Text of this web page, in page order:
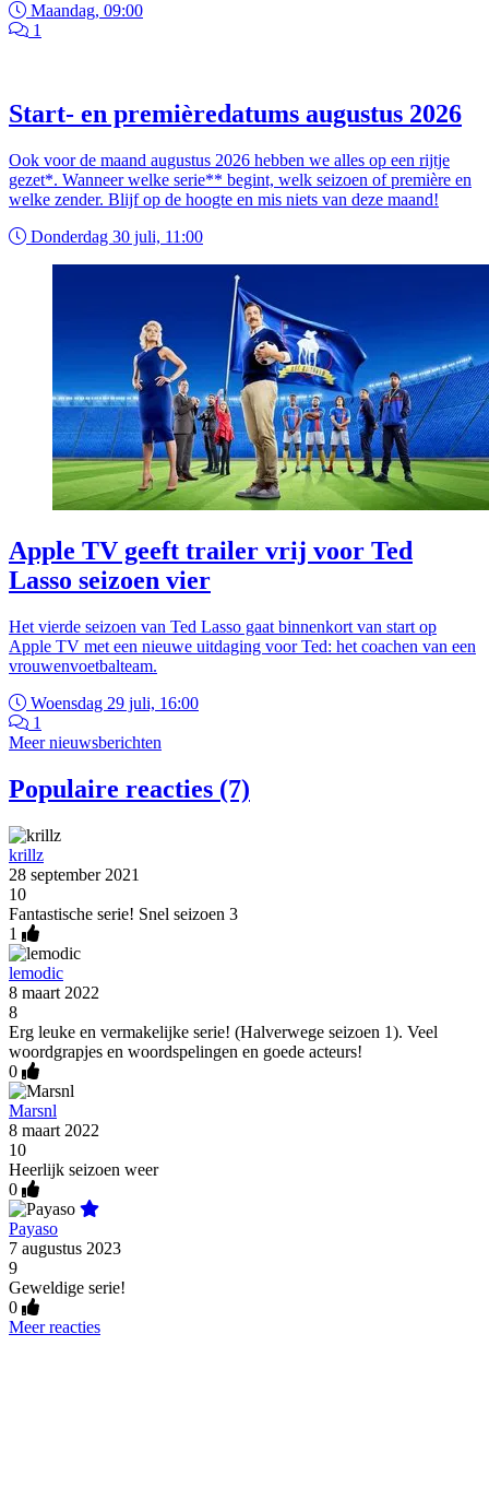
Maandag, 09:00
1
Start- en premièredatums augustus 2026
Ook voor de maand augustus 2026 hebben we alles op een rijtje
gezet*. Wanneer welke serie** begint, welk seizoen of première en
welke zender. Blijf op de hoogte en mis niets van deze maand!
Donderdag 30 juli, 11:00
Apple TV geeft trailer vrij voor Ted
Lasso seizoen vier
Het vierde seizoen van Ted Lasso gaat binnenkort van start op
Apple TV met een nieuwe uitdaging voor Ted: het coachen van een
vrouwenvoetbalteam.
Woensdag 29 juli, 16:00
1
Meer nieuwsberichten
Populaire reacties (7)
krillz
28 september 2021
10
Fantastische serie! Snel seizoen 3
1
lemodic
8 maart 2022
8
Erg leuke en vermakelijke serie! (Halverwege seizoen 1). Veel
woordgrapjes en woordspelingen en goede acteurs!
0
Marsnl
8 maart 2022
10
Heerlijk seizoen weer
0
Payaso
7 augustus 2023
9
Geweldige serie!
0
Meer reacties